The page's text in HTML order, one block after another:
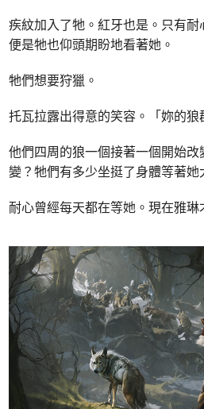
疾紋加入了牠。紅牙也是。只有
便是牠也仰頭期盼地看著她。
牠們想要狩獵。
托瓦拉露出得意的笑容。「妳的狼
他們四周的狼一個接著一個開始
變？牠們有多少坐挺了身體等著她
耐心曾經每天都在等她。現在雅琳